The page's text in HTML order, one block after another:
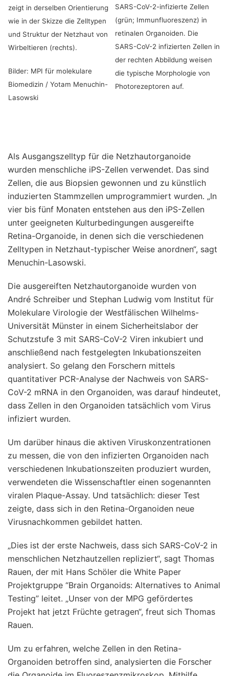
zeigt in derselben Orientierung
wie in der Skizze die Zelltypen
und Struktur der Netzhaut von
Wirbeltieren (rechts).
Bilder: MPI für molekulare
Biomedizin / Yotam Menuchin-
Lasowski
SARS-CoV-2-infizierte Zellen
(grün; Immunfluoreszenz) in
retinalen Organoiden. Die
SARS-CoV-2 infizierten Zellen in
der rechten Abbildung weisen
die typische Morphologie von
Photorezeptoren auf.
Als Ausgangszelltyp für die Netzhautorganoide
wurden menschliche iPS-Zellen verwendet. Das sind
Zellen, die aus Biopsien gewonnen und zu künstlich
induzierten Stammzellen umprogrammiert wurden. „In
vier bis fünf Monaten entstehen aus den iPS-Zellen
unter geeigneten Kulturbedingungen ausgereifte
Retina-Organoide, in denen sich die verschiedenen
Zelltypen in Netzhaut-typischer Weise anordnen“, sagt
Menuchin-Lasowski.
Die ausgereiften Netzhautorganoide wurden von
André Schreiber und Stephan Ludwig vom Institut für
Molekulare Virologie der Westfälischen Wilhelms-
Universität Münster in einem Sicherheitslabor der
Schutzstufe 3 mit SARS-CoV-2 Viren inkubiert und
anschließend nach festgelegten Inkubationszeiten
analysiert. So gelang den Forschern mittels
quantitativer PCR-Analyse der Nachweis von SARS-
CoV-2 mRNA in den Organoiden, was darauf hindeutet,
dass Zellen in den Organoiden tatsächlich vom Virus
infiziert wurden.
Um darüber hinaus die aktiven Viruskonzentrationen
zu messen, die von den infizierten Organoiden nach
verschiedenen Inkubationszeiten produziert wurden,
verwendeten die Wissenschaftler einen sogenannten
viralen Plaque-Assay. Und tatsächlich: dieser Test
zeigte, dass sich in den Retina-Organoiden neue
Virusnachkommen gebildet hatten.
„Dies ist der erste Nachweis, dass sich SARS-CoV-2 in
menschlichen Netzhautzellen repliziert“, sagt Thomas
Rauen, der mit Hans Schöler die White Paper
Projektgruppe “Brain Organoids: Alternatives to Animal
Testing” leitet. „Unser von der MPG gefördertes
Projekt hat jetzt Früchte getragen“, freut sich Thomas
Rauen.
Um zu erfahren, welche Zellen in den Retina-
Organoiden betroffen sind, analysierten die Forscher